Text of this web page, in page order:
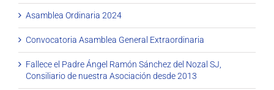
Asamblea Ordinaria 2024
Convocatoria Asamblea General Extraordinaria
Fallece el Padre Ángel Ramón Sánchez del Nozal SJ,
Consiliario de nuestra Asociación desde 2013